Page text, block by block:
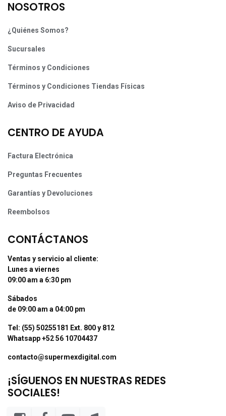
NOSOTROS
¿Quiénes Somos?
Sucursales
Términos y Condiciones
Términos y Condiciones Tiendas Físicas
Aviso de Privacidad
CENTRO DE AYUDA
Factura Electrónica
Preguntas Frecuentes
Garantías y Devoluciones
Reembolsos
CONTÁCTANOS
Ventas y servicio al cliente:
Lunes a viernes
09:00 am a 6:30 pm
Sábados
de 09:00 am a 04:00 pm
Tel: (55) 50255181 Ext. 800 y 812
Whatsapp +52 56 10704437
contacto@supermexdigital.com
¡SÍGUENOS EN NUESTRAS REDES
SOCIALES!